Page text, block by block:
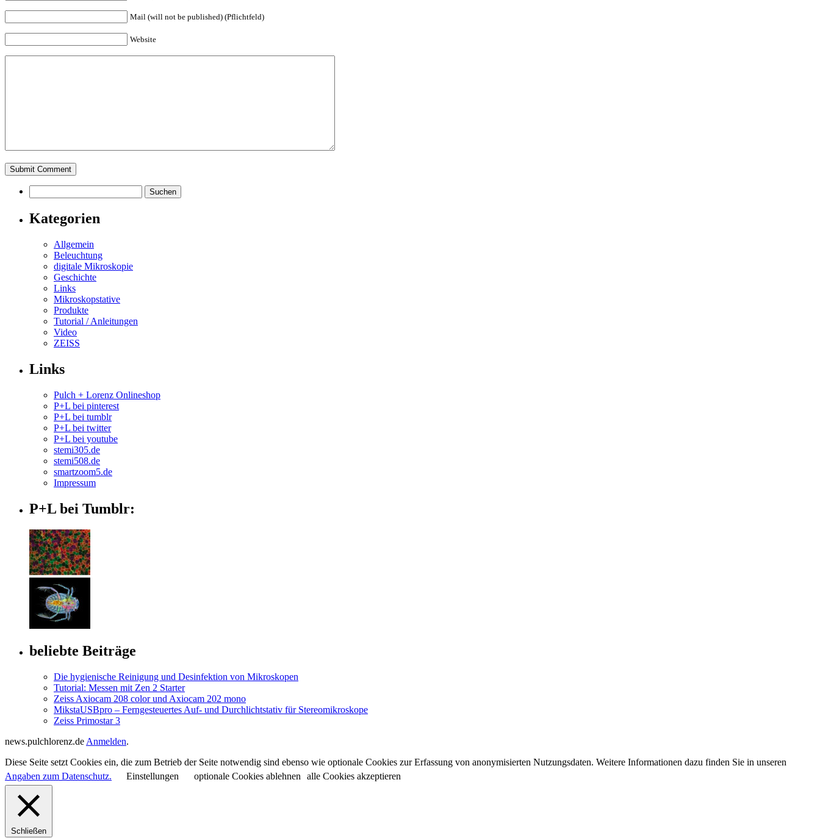
Mail (will not be published) (Pflichtfeld)
Website
nach:
Kategorien
Allgemein
Beleuchtung
digitale Mikroskopie
Geschichte
Links
Mikroskopstative
Produkte
Tutorial / Anleitungen
Video
ZEISS
Links
Pulch + Lorenz Onlineshop
P+L bei pinterest
P+L bei tumblr
P+L bei twitter
P+L bei youtube
stemi305.de
stemi508.de
smartzoom5.de
Impressum
P+L bei Tumblr:
beliebte Beiträge
Die hygienische Reinigung und Desinfektion von Mikroskopen
Tutorial: Messen mit Zen 2 Starter
Zeiss Axiocam 208 color und Axiocam 202 mono
MikstaUSBpro – Ferngesteuertes Auf- und Durchlichtstativ für Stereomikroskope
Zeiss Primostar 3
news.pulchlorenz.de Anmelden.
Diese Seite setzt Cookies ein, die zum Betrieb der Seite notwendig sind ebenso wie optionale Cookies zur Erfassung von anonymisierten Nutzungsdaten. Weitere Informationen dazu finden Sie in unseren
Angaben zum Datenschutz.
Einstellungen optionale Cookies ablehnen alle Cookies akzeptieren
Schließen